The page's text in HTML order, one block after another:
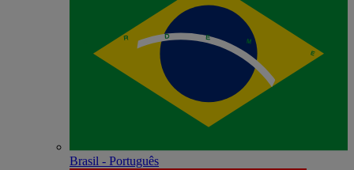
Brasil - Português